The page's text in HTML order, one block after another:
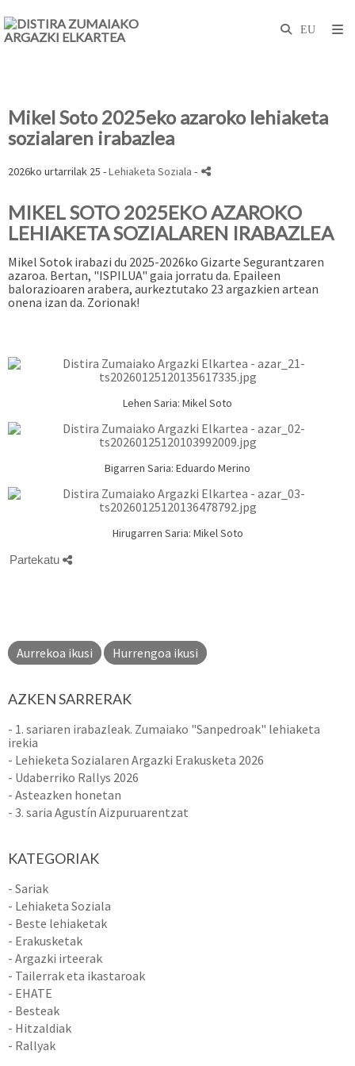
Mikel Soto 2025eko azaroko lehiaketa
sozialaren irabazlea
2026ko urtarrilak 25 -Lehiaketa Soziala -
MIKEL SOTO 2025EKO AZAROKO
LEHIAKETA SOZIALAREN IRABAZLEA
Mikel Sotok irabazi du 2025-2026ko Gizarte Segurantzaren
azaroa. Bertan, "ISPILUA" gaia jorratu da. Epaileen
balorazioaren arabera, aurkeztutako 23 argazkien artean
onena izan da. Zorionak!
Lehen Saria: Mikel Soto
Bigarren Saria: Eduardo Merino
Hirugarren Saria: Mikel Soto
Partekatu
Aurrekoa ikusi Hurrengoa ikusi
AZKEN SARRERAK
- 1. sariaren irabazleak. Zumaiako "Sanpedroak" lehiaketa
irekia
- Lehieketa Sozialaren Argazki Erakusketa 2026
- Udaberriko Rallys 2026
- Asteazken honetan
- 3. saria Agustín Aizpuruarentzat
KATEGORIAK
- Sariak
- Lehiaketa Soziala
- Beste lehiaketak
- Erakusketak
- Argazki irteerak
- Tailerrak eta ikastaroak
- EHATE
- Besteak
- Hitzaldiak
- Rallyak